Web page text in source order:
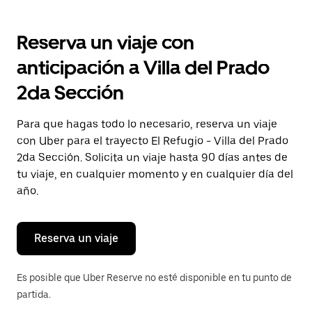
el
y
selecciona
una
Presiona
la
tecla Esc
para
cerrar
el
calendario.
Reserva un viaje con
anticipación a Villa del Prado
2da Sección
Para que hagas todo lo necesario, reserva un viaje
con Uber para el trayecto El Refugio - Villa del Prado
2da Sección. Solicita un viaje hasta 90 días antes de
tu viaje, en cualquier momento y en cualquier día del
año.
Reserva un viaje
Es posible que Uber Reserve no esté disponible en tu punto de
partida.